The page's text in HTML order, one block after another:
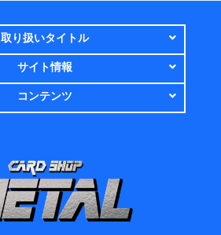
取り扱いタイトル
サイト情報
コンテンツ